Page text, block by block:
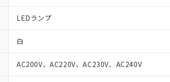
LEDランプ
白
AC200V、AC220V、AC230V、AC240V